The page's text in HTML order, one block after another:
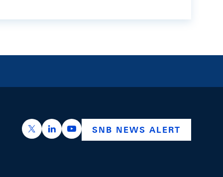
https://x.com/snb_bns
https://ch.linkedin.com/company/swiss-
https://www.youtube.com/
SNB NEWS ALERT